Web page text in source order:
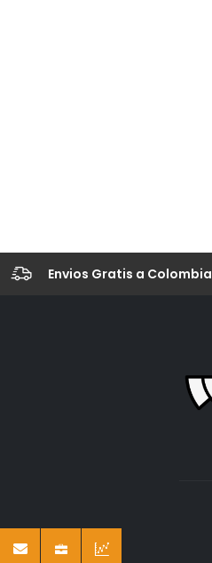
Envios Gratis a Colombia